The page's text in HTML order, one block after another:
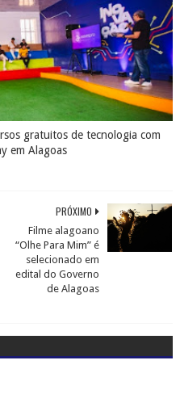
gratuitos de tecnologia com
em Alagoas
PRÓXIMO
Filme alagoano
“Olhe Para Mim” é
selecionado em
edital do Governo
de Alagoas